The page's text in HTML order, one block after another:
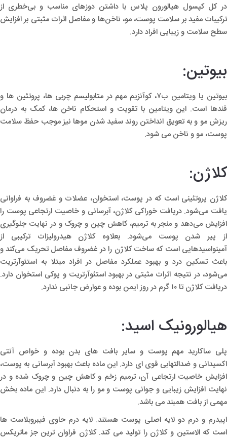
در کل کپسول هیالورون پلاس با داشتن دوزهای مناسب و بی‌خطری از
ترکیبات مفید بر سلامت پوست، مو، ناخن‌ها و مفاصل اثرات مثبتی بر افزایش
سطح سلامت و زیبایی افراد دارد.
بیوتین:
بیوتین یا ویتامین ب۷، کوآنزیم مهم در متابولیسم چربی ها، پروتئین ها و
قندها است. این ویتامین با تقویت و استحکام ناخن ها، کمک به درمان
ریزش مو و به تعویق انداختن روند سفید شدن موها نیز موجب حفظ سلامت
پوست، مو و ناخن می شود.
کلاژن:
کلاژن پروتئینی است که در پوست، استخوان، عضلات و غضروف به فراوانی
یافت می‌شود. دریافت خوراکی کلاژن، آبرسانی و خاصیت ارتجاعی پوست را
افزایش می‌دهد و منجر به ترمیم، کاهش چین و چروک و در نهایت جلوگیری
از پیر شدن پوست می‌شود. بعلاوه کلاژن هیدرولیزات ترکیبی از
آمینواسیدهایی است که ساخت کلاژن را در غضروف مفاصل تحریک می‌کند و
باعث تسکین درد و بهبود عملکرد مفاصل در افراد مبتلا به استئوآرتریت
می‌شود، در نتیجه اثرات مثبتی در بهبود استئوآرتریت و پوکی استخوان دارد.
دریافت کلاژن تا ۱۰ گرم در روز ایمن بوده و عوارض جانبی ندارد.
هیالورونیک اسید:
پلی ساکارید مهم پوست و سایر بافت های بدن بوده و خواص آنتی
اکسیدانی و ضدالتهابی قوی ای دارد. این ماده باعث بهبود آبرسانی به پوست،
افزایش خاصیت ارتجاعی آن، ترمیم زخم و کاهش چین و چروک شده و در
نهایت افزایش زیبایی و جوانی پوست و مو را به دنبال دارد. این ماده بخش
مهمی از بافت همبند می باشد.
اپیدرم و درم دو لایه اصلی پوست هستند. لایه درم حاوی فیبروبلاست ها
است که الاستین و کلاژن را تولید می کند. کلاژن فراوان ترین جز ماتریکس